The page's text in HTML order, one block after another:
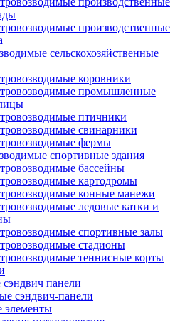
производственные
сельскохозяйственные
коровники
промышленные
птичники
свинарники
фермы
спортивные здания
бассейны
картодромы
конные манежи
ледовые катки и
спортивные залы
стадионы
теннисные корты
панели
сэндвич-панели
элементы